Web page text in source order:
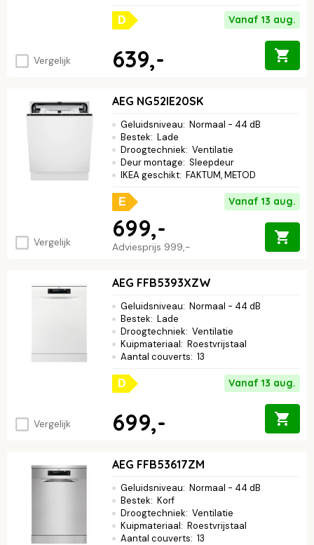
Vergelijk
D Vanaf 13 aug.
639,-
Vergelijk
AEG NG52IE20SK
Geluidsniveau: Normaal - 44 dB
Bestek: Lade
Droogtechniek: Ventilatie
Deur montage: Sleepdeur
IKEA geschikt: FAKTUM, METOD
E Vanaf 13 aug.
Adviesprijs 999,-
699,-
Vergelijk
AEG FFB5393XZW
Geluidsniveau: Normaal - 44 dB
Bestek: Lade
Droogtechniek: Ventilatie
Kuipmateriaal: Roestvrijstaal
Aantal couverts: 13
D Vanaf 13 aug.
699,-
AEG FFB53617ZM
Geluidsniveau: Normaal - 44 dB
Bestek: Korf
Droogtechniek: Ventilatie
Kuipmateriaal: Roestvrijstaal
Aantal couverts: 13